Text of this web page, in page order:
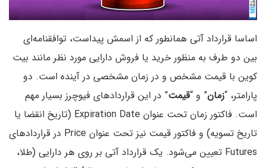
اساسا قرارداد آتی همانطور که از اسمش پیداست، توافقنامه‌ای
بین دو طرف به منظور خرید یا فروش دارایی مورد نظر مانند بیت
کوین با قیمت مشخص و در زمان مشخصی در آینده است. دو
پارامتر، “زمان” و “قیمت” در این قراردادهای فیوچرز بسیار مهم
است. فاکتور زمان تحت عنوان Expiration Date (تاریخ انقضا یا
تاریخ تسویه) و فاکتور قیمت نیز تحت عنوان Price در قراردادهای
Futures تعیین می‌شود. یک قرارداد آتی بر روی هر دارایی (طلا،